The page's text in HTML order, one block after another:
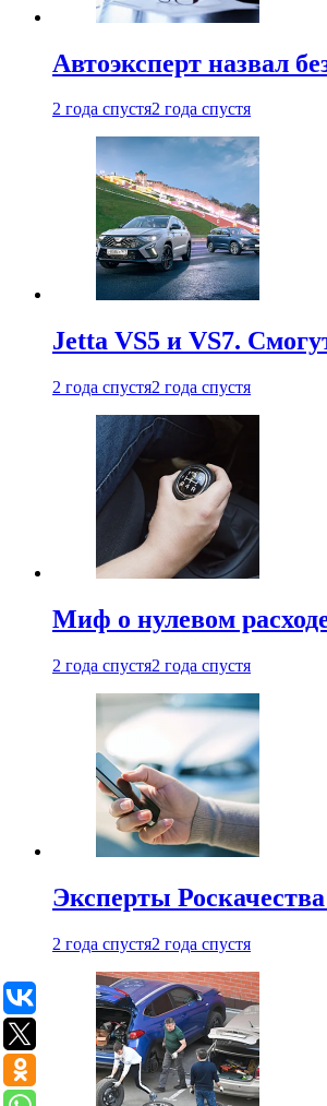
Автоэксперт назвал
2 года спустя2 года спустя
Jetta VS5 и VS7.
2 года спустя2 года спустя
Миф о нулевом
2 года спустя2 года спустя
Эксперты
2 года спустя2 года спустя